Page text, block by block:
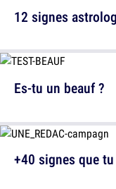
12 signes
Es-tu un beauf ?
+40 signes que